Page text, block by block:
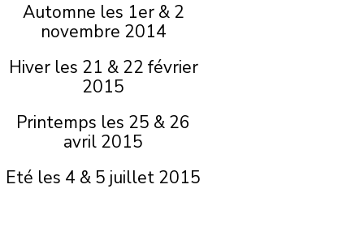
Automne les 1er & 2
novembre 2014
Hiver les 21 & 22 février
2015
Printemps les 25 & 26
avril 2015
Eté les 4 & 5 juillet 2015